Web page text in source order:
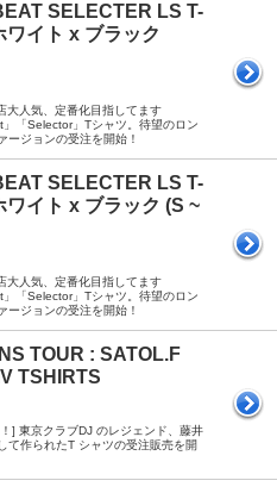
SELECTER LS T-
ワイト x ブラック
大人気、定番化目指してます
」「Selector」Tシャツ。待望のロン
ージョンの受注を開始！
SELECTER LS T-
ワイト x ブラック (S ~
大人気、定番化目指してます
」「Selector」Tシャツ。待望のロン
ージョンの受注を開始！
TOUR : SATOL.F
TSHIRTS
] 東京クラブDJ のレジェンド、藤井
て作られたT シャツの受注販売を開